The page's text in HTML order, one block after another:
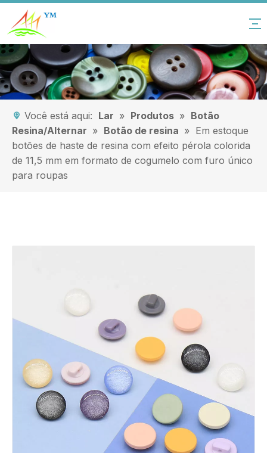
Você está aqui: Lar » Produtos » Botão
Resina/Alternar » Botão de resina » Em estoque
botões de haste de resina com efeito pérola colorida
de 11,5 mm em formato de cogumelo com furo único
para roupas